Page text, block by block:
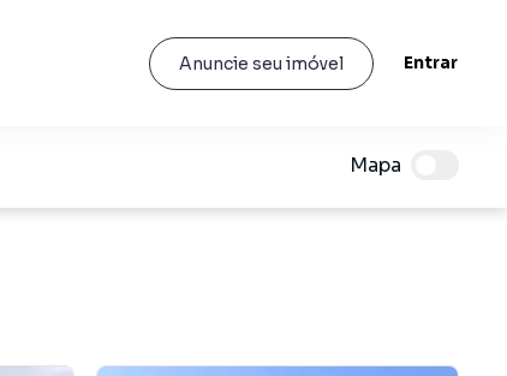
Anuncie seu imóvel Entrar
Mapa